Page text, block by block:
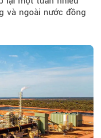
và ngoài nước đồng